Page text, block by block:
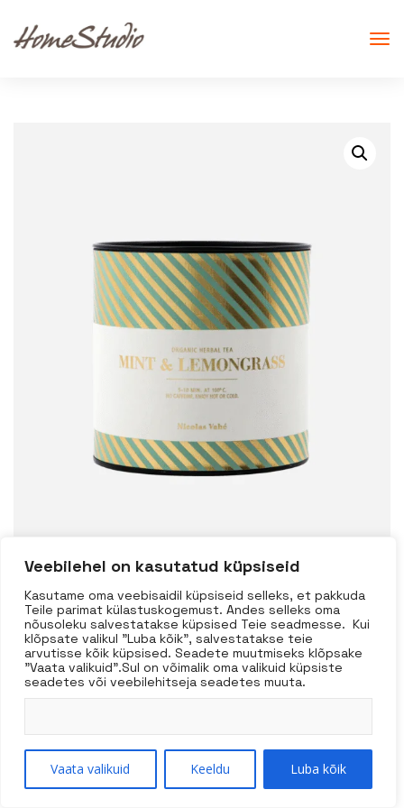
Veebilehel on kasutatud küpsiseid
Kasutame oma veebisaidil küpsiseid selleks, et pakkuda
Teile parimat külastuskogemust. Andes selleks oma
nõusoleku salvestatakse küpsised Teie seadmesse. Kui
klõpsate valikul "Luba kõik", salvestatakse teie
arvutisse kõik küpsised. Seadete muutmiseks klõpsake
"Vaata valikuid".Sul on võimalik oma valikuid küpsiste
seadetes või veebilehitseja seadetes muuta.
Vaata valikuid Keeldu Luba kõik
Nicolas Vahe Roheline
tee viigimarja ja
sidruniga 100g